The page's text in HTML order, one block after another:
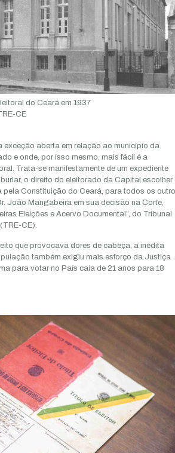
do Ceará em 1937
CE
exceção aberta em relação ao município da
e onde, por isso mesmo, mais fácil é a
Trata-se manifestamente de um expediente
o direito do eleitorado da Capital escolher
pela Constituição do Ceará, para todos os
João Mangabeira em sua decisão na Corte,
Eleições e Acervo Documental”, do Tribunal
CE).
que provocava dores de cabeça, a inédita
também exigiu mais esforço da Justiça
para votar no País caía de 21 anos para 18